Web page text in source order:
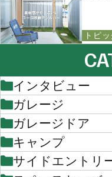
トピ
インタビュー
ガレージ
ガレージドア
キャンプ
サイドエントリ